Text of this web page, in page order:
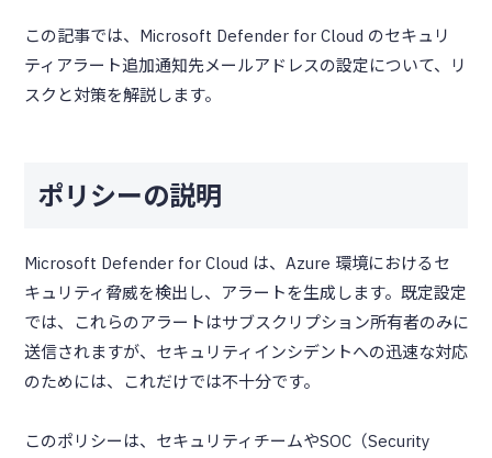
この記事では、Microsoft Defender for Cloud のセキュリ
ティアラート追加通知先メールアドレスの設定について、リ
スクと対策を解説します。
ポリシーの説明
Microsoft Defender for Cloud は、Azure 環境におけるセ
キュリティ脅威を検出し、アラートを生成します。既定設定
では、これらのアラートはサブスクリプション所有者のみに
送信されますが、セキュリティインシデントへの迅速な対応
のためには、これだけでは不十分です。
このポリシーは、セキュリティチームやSOC（Security